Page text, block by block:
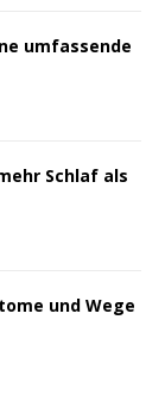
umfassende
Schlaf als
und Wege